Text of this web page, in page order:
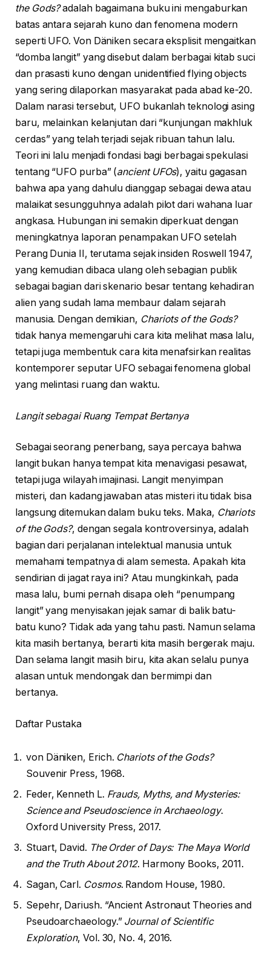
the Gods?adalah bagaimana buku ini mengaburkan
batas antara sejarah kuno dan fenomena modern
seperti UFO. Von Däniken secara eksplisit mengaitkan
“domba langit” yang disebut dalam berbagai kitab suci
dan prasasti kuno dengan unidentified flying objects
yang sering dilaporkan masyarakat pada abad ke-20.
Dalam narasi tersebut, UFO bukanlah teknologi asing
baru, melainkan kelanjutan dari “kunjungan makhluk
cerdas” yang telah terjadi sejak ribuan tahun lalu.
Teori ini lalu menjadi fondasi bagi berbagai spekulasi
tentang “UFO purba” (ancient UFOs), yaitu gagasan
bahwa apa yang dahulu dianggap sebagai dewa atau
malaikat sesungguhnya adalah pilot dari wahana luar
angkasa. Hubungan ini semakin diperkuat dengan
meningkatnya laporan penampakan UFO setelah
Perang Dunia II, terutama sejak insiden Roswell 1947,
yang kemudian dibaca ulang oleh sebagian publik
sebagai bagian dari skenario besar tentang kehadiran
alien yang sudah lama membaur dalam sejarah
manusia. Dengan demikian, Chariots of the Gods?
tidak hanya memengaruhi cara kita melihat masa lalu,
tetapi juga membentuk cara kita menafsirkan realitas
kontemporer seputar UFO sebagai fenomena global
yang melintasi ruang dan waktu.
Langit sebagai Ruang Tempat Bertanya
Sebagai seorang penerbang, saya percaya bahwa
langit bukan hanya tempat kita menavigasi pesawat,
tetapi juga wilayah imajinasi. Langit menyimpan
misteri, dan kadang jawaban atas misteri itu tidak bisa
langsung ditemukan dalam buku teks. Maka, Chariots
of the Gods?, dengan segala kontroversinya, adalah
bagian dari perjalanan intelektual manusia untuk
memahami tempatnya di alam semesta. Apakah kita
sendirian di jagat raya ini? Atau mungkinkah, pada
masa lalu, bumi pernah disapa oleh “penumpang
langit” yang menyisakan jejak samar di balik batu-
batu kuno? Tidak ada yang tahu pasti. Namun selama
kita masih bertanya, berarti kita masih bergerak maju.
Dan selama langit masih biru, kita akan selalu punya
alasan untuk mendongak dan bermimpi dan
bertanya.
Daftar Pustaka
von Däniken, Erich. Chariots of the Gods?
Souvenir Press, 1968.
Feder, Kenneth L. Frauds, Myths, and Mysteries:
Science and Pseudoscience in Archaeology.
Oxford University Press, 2017.
Stuart, David. The Order of Days: The Maya World
and the Truth About 2012. Harmony Books, 2011.
Sagan, Carl. Cosmos. Random House, 1980.
Sepehr, Dariush. “Ancient Astronaut Theories and
Pseudoarchaeology.” Journal of Scientific
Exploration, Vol. 30, No. 4, 2016.